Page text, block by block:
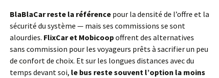
BlaBlaCar reste la référence pour la densité de l’offre et la
sécurité du système — mais ses commissions se sont
alourdies. FlixCar et Mobicoopoffrent des alternatives
sans commission pour les voyageurs prêts à sacrifier un peu
de confort de choix. Et sur les longues distances avec du
temps devant soi, le bus reste souvent l’option la moins